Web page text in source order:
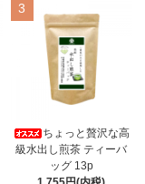
3
ちょっと贅沢な高
級水出し煎茶 ティーバ
ッグ 13p